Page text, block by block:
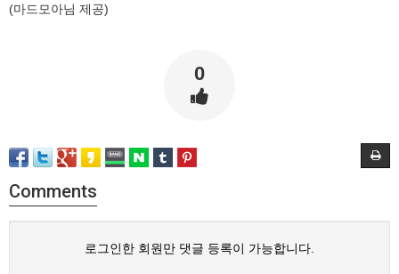
(마드모아님 제공)
0
Comments
로그인한 회원만 댓글 등록이 가능합니다.